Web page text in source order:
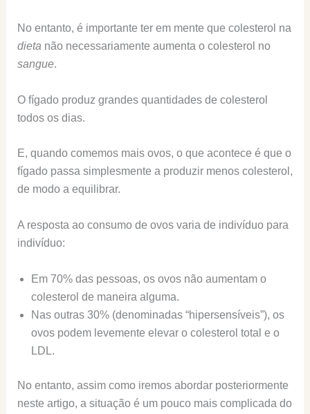
No entanto, é importante ter em mente que colesterol na
dieta não necessariamente aumenta o colesterol no
sangue.
O fígado produz grandes quantidades de colesterol
todos os dias.
E, quando comemos mais ovos, o que acontece é que o
fígado passa simplesmente a produzir menos colesterol,
de modo a equilibrar.
A resposta ao consumo de ovos varia de indivíduo para
indivíduo:
Em 70% das pessoas, os ovos não aumentam o
colesterol de maneira alguma.
Nas outras 30% (denominadas “hipersensíveis”), os
ovos podem levemente elevar o colesterol total e o
LDL.
No entanto, assim como iremos abordar posteriormente
neste artigo, a situação é um pouco mais complicada do